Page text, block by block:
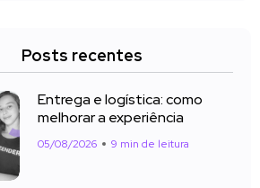
Posts recentes
Entrega e logística: como
melhorar a experiência
05/08/2026 9 min de leitura